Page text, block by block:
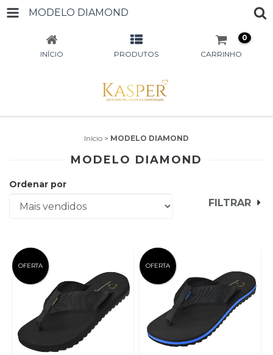
MODELO DIAMOND
INÍCIO PRODUTOS CARRINHO
0
Início > MODELO DIAMOND
MODELO DIAMOND
Ordenar por
FILTRAR
OFERTA OFERTA